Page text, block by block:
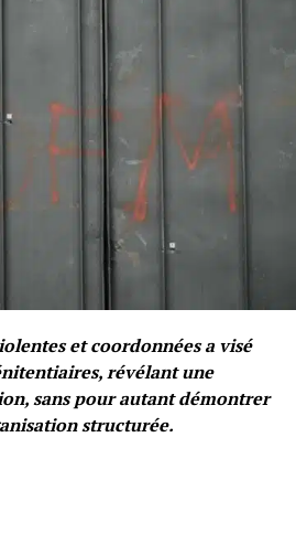
et coordonnées a visé
révélant une
sans pour autant démontrer
structurée.